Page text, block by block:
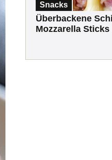
Snacks
Überbackene
Mozzarella Sticks